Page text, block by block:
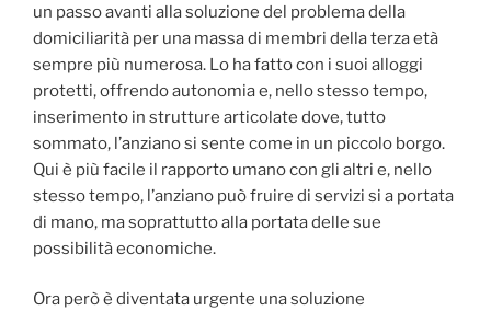
un passo avanti alla soluzione del problema della
domiciliarità per una massa di membri della terza età
sempre più numerosa. Lo ha fatto con i suoi alloggi
protetti, offrendo autonomia e, nello stesso tempo,
inserimento in strutture articolate dove, tutto
sommato, l’anziano si sente come in un piccolo borgo.
Qui è più facile il rapporto umano con gli altri e, nello
stesso tempo, l’anziano può fruire di servizi si a portata
di mano, ma soprattutto alla portata delle sue
possibilità economiche.
Ora però è diventata urgente una soluzione